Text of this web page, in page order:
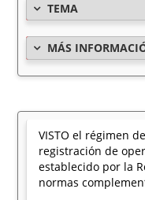
TEMA
MÁS
VISTO el régimen
registración de
establecido por la
normas